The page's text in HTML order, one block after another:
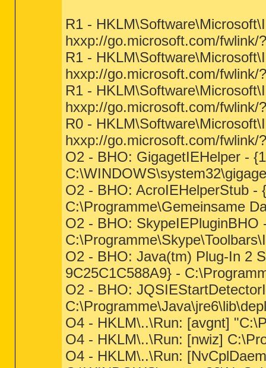
R1 -
hxxp://go.microsoft.com/fwlink/
R1 -
hxxp://go.microsoft.com/fwlink/
R1 -
hxxp://go.microsoft.com/fwlink/
R0 -
hxxp://go.microsoft.com/fwlink/
O2 - BHO: GigagetIEHelper -
O2 - BHO: AcroIEHelperStub -
C:\Programme\Gemeinsame
O2 - BHO: SkypeIEPluginBHO
O2 - BHO: Java(tm) Plug-In 2
9C25C1C588A9} -
O2 - BHO:
O4 - HKLM\..\Run: [avgnt]
O4 - HKLM\..\Run: [nwiz]
O4 - HKLM\..\Run: